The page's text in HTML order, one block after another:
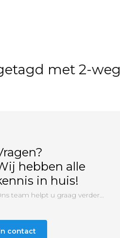
met 2-weg
hebben alle
in huis!
team helpt u graag verder...
contact